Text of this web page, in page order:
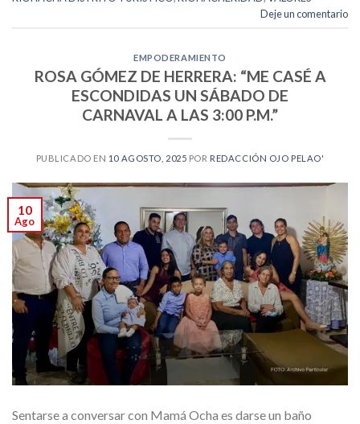
Deje un comentario
EMPODERAMIENTO
ROSA GÓMEZ DE HERRERA: “ME CASÉ A
ESCONDIDAS UN SÁBADO DE
CARNAVAL A LAS 3:00 P.M.”
PUBLICADO EN 10 AGOSTO, 2025 POR REDACCIÓN OJO PELAO'
10
Ago
Sentarse a conversar con Mamá Ocha es darse un baño